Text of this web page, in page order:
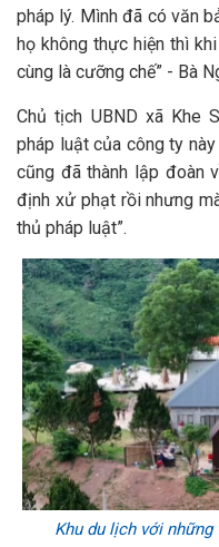
pháp lý. Mình đã có văn
họ không thực hiện thì
cùng là cưỡng chế” - Bà
Chủ tịch UBND xã Khe
pháp luật của công ty
cũng đã thành lập đoàn
định xử phạt rồi nhưng
thủ pháp luật”.
Khu du lịch với